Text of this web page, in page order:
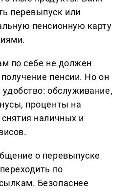
перевыпуск или
пенсионную карту
по себе не должен
пенсии. Но он
обслуживание,
проценты на
наличных и
о перевыпуске
по
Безопаснее